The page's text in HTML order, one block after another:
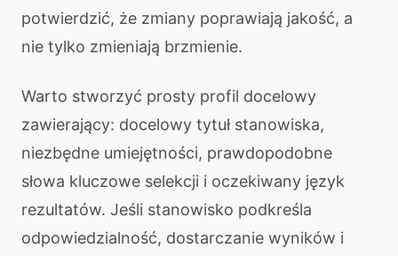
potwierdzić, że zmiany poprawiają jakość, a
nie tylko zmieniają brzmienie.
Warto stworzyć prosty profil docelowy
zawierający: docelowy tytuł stanowiska,
niezbędne umiejętności, prawdopodobne
słowa kluczowe selekcji i oczekiwany język
rezultatów. Jeśli stanowisko podkreśla
odpowiedzialność, dostarczanie wyników i